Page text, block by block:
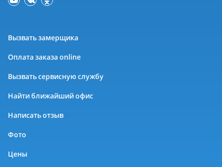
Вызвать замерщика
Оплата заказа online
Вызвать сервисную службу
Найти ближайший офис
Написать отзыв
Фото
Цены